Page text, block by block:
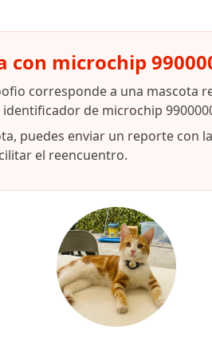
microchip
corresponde a una mascota
de microchip
puedes enviar un reporte con
el reencuentro.